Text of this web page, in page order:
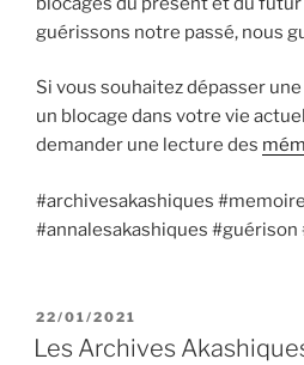
guérissons notre passé, nous
Si vous souhaitez dépasser
un blocage dans votre vie
demander une lecture des
#archivesakashiques
#annalesakashiques
PUBLIÉ
LE
22/01/2021
Les Archives